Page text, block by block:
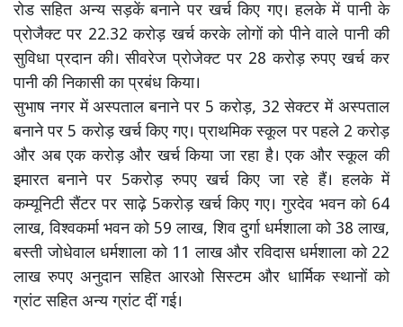
रोड सहित अन्य सड़कें बनाने पर खर्च किए गए। हलके में पानी के
प्रोजैक्ट पर 22.32 करोड़ खर्च करके लोगों को पीने वाले पानी की
सुविधा प्रदान की। सीवरेज प्रोजेक्ट पर 28 करोड़ रुपए खर्च कर
पानी की निकासी का प्रबंध किया।
सुभाष नगर में अस्पताल बनाने पर 5 करोड़, 32 सेक्टर में अस्पताल
बनाने पर 5 करोड़ खर्च किए गए। प्राथमिक स्कूल पर पहले 2 करोड़
और अब एक करोड़ और खर्च किया जा रहा है। एक और स्कूल की
इमारत बनाने पर 5करोड़ रुपए खर्च किए जा रहे हैं। हलके में
कम्यूनिटी सैंटर पर साढ़े 5करोड़ खर्च किए गए। गुरदेव भवन को 64
लाख, विश्वकर्मा भवन को 59 लाख, शिव दुर्गा धर्मशाला को 38 लाख,
बस्ती जोधेवाल धर्मशाला को 11 लाख और रविदास धर्मशाला को 22
लाख रुपए अनुदान सहित आरओ सिस्टम और धार्मिक स्थानों को
ग्रांट सहित अन्य ग्रांट दीं गई।